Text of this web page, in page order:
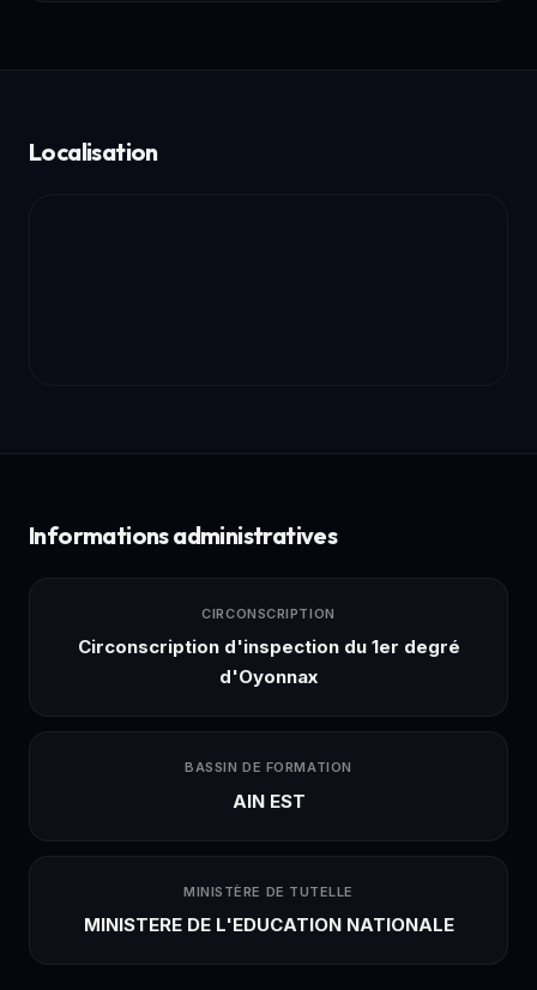
Localisation
Informations administratives
CIRCONSCRIPTION
Circonscription d'inspection du 1er degré
d'Oyonnax
BASSIN DE FORMATION
AIN EST
MINISTÈRE DE TUTELLE
MINISTERE DE L'EDUCATION NATIONALE